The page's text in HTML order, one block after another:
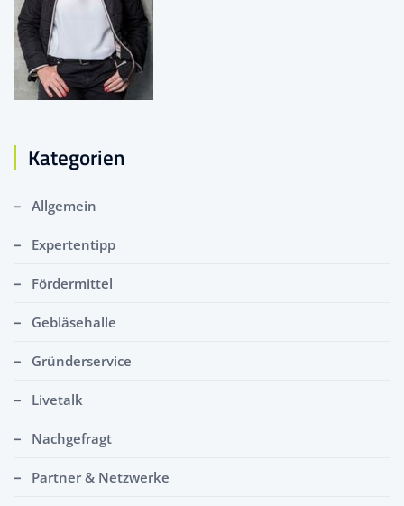
Kategorien
Allgemein
Expertentipp
Fördermittel
Gebläsehalle
Gründerservice
Livetalk
Nachgefragt
Partner & Netzwerke